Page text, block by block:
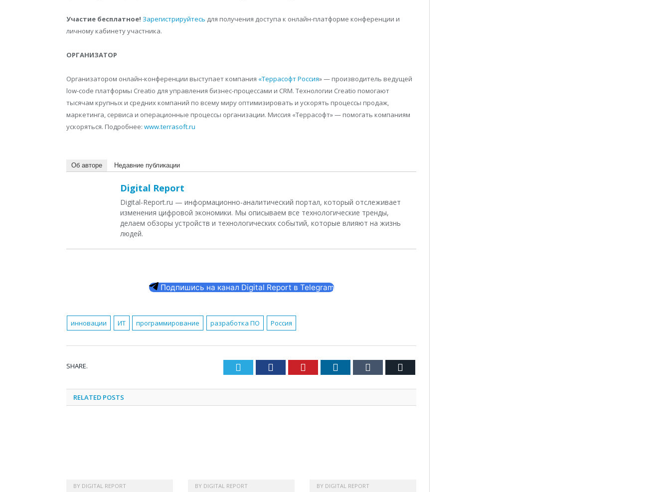
Участие бесплатное! Зарегистрируйтесь для получения доступа к онлайн-платформе конференции и
личному кабинету участника.
ОРГАНИЗАТОР
Организатором онлайн-конференции выступает компания «Террасофт Россия» — производитель ведущей
low-code платформы Creatio для управления бизнес-процессами и CRM. Технологии Creatio помогают
тысячам крупных и средних компаний по всему миру оптимизировать и ускорять процессы продаж,
маркетинга, сервиса и операционные процессы организации. Миссия «Террасофт» — помогать компаниям
ускоряться. Подробнее: www.terrasoft.ru
Об авторе Недавние публикации
Digital Report
Digital-Report.ru — информационно-аналитический портал, который отслеживает
изменения цифровой экономики. Мы описываем все технологические тренды,
делаем обзоры устройств и технологических событий, которые влияют на жизнь
людей.
Подпишись на канал Digital Report в Telegram
инновации ИТ программирование разработка ПО Россия
SHARE. Twitter Facebook Pinterest LinkedIn Tumblr
RELATED POSTS
BY DIGITAL REPORT BY DIGITAL REPORT BY DIGITAL REPORT